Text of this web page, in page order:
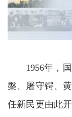
1956年，
槃、屠守锷、
任新民更由此